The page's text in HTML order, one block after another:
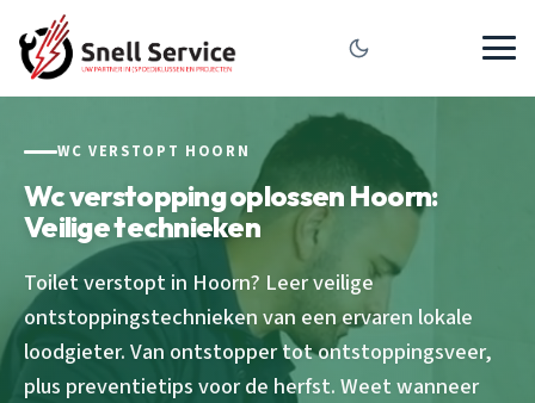
WC VERSTOPT HOORN
Wc verstopping oplossen Hoorn:
Veilige technieken
Toilet verstopt in Hoorn? Leer veilige
ontstoppingstechnieken van een ervaren lokale
loodgieter. Van ontstopper tot ontstoppingsveer,
plus preventietips voor de herfst. Weet wanneer